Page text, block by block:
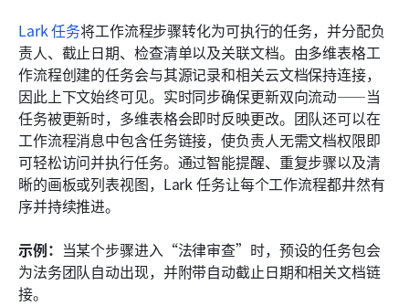
Lark 任务将工作流程步骤转化为可执行的任务，并分配负
责人、截止日期、检查清单以及关联文档。由多维表格工
作流程创建的任务会与其源记录和相关云文档保持连接，
因此上下文始终可见。实时同步确保更新双向流动——当
任务被更新时，多维表格会即时反映更改。团队还可以在
工作流程消息中包含任务链接，使负责人无需文档权限即
可轻松访问并执行任务。通过智能提醒、重复步骤以及清
晰的画板或列表视图，Lark 任务让每个工作流程都井然有
序并持续推进。
示例： 当某个步骤进入“法律审查”时，预设的任务包会
为法务团队自动出现，并附带自动截止日期和相关文档链
接。